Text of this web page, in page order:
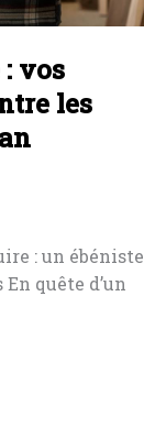
vos
les
: un ébéniste
quête d’un